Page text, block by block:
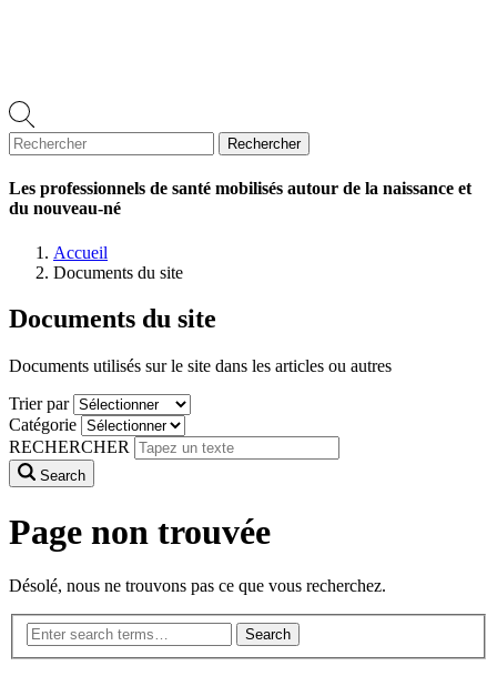
Les professionnels de santé mobilisés autour de la naissance et
du nouveau-né
Accueil
Documents du site
Documents du site
Documents utilisés sur le site dans les articles ou autres
Trier par
Catégorie
RECHERCHER
Search
Page non trouvée
Désolé, nous ne trouvons pas ce que vous recherchez.